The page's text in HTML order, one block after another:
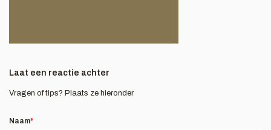
Laat een reactie achter
Vragen of tips? Plaats ze hieronder
Naam*